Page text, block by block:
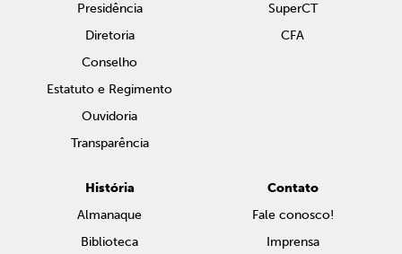
Presidência
Diretoria
Conselho
Estatuto e Regimento
Ouvidoria
Transparência
SuperCT
CFA
História
Almanaque
Biblioteca
Contato
Fale conosco!
Imprensa